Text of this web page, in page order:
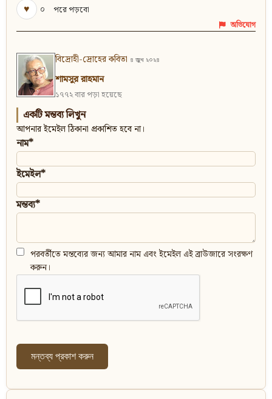
♥
০ পরে পড়বো
অভিযোগ
বিদ্রোহী-দ্রোহের কবিতা ৪ জুন ২০২৪
শামসুর রাহমান
১৭৭২ বার পড়া হয়েছে
একটি মন্তব্য লিখুন
আপনার ইমেইল ঠিকানা প্রকাশিত হবে না।
নাম*
ইমেইল*
মন্তব্য*
পরবর্তীতে মন্তব্যের জন্য আমার নাম এবং ইমেইল এই ব্রাউজারে সংরক্ষণ
করুন।